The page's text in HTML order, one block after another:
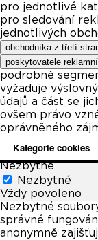
pro jednotlivé
pro sledování
jednotlivých
obchodníka z třetí
poskytovatele
podrobně
vyžaduje
údajů a část se
ovšem právo
oprávněného
Kategorie cookies
Nezbytné
Nezbytné
Vždy povoleno
Nezbytné
správné
anonymně